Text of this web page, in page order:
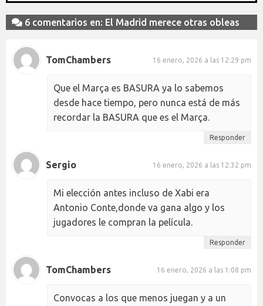
6 comentarios en: El Madrid merece otras obleas
TomChambers 16 enero, 2026 a las 12:29 pm
Que el Marça es BASURA ya lo sabemos
desde hace tiempo, pero nunca está de más
recordar la BASURA que es el Marça.
Responder
Sergio 16 enero, 2026 a las 12:32 pm
Mi elección antes incluso de Xabi era
Antonio Conte,donde va gana algo y los
jugadores le compran la película.
Responder
TomChambers 16 enero, 2026 a las 1:08 pm
Convocas a los que menos juegan y a un